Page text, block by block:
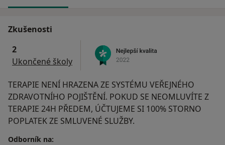
Zkušenosti
2
Ukončené školy
TERAPIE NENÍ HRAZENA ZE SYSTÉMU VEŘEJNÉHO
ZDRAVOTNÍHO POJIŠTĚNÍ. POKUD SE NEOMLUVÍTE Z
TERAPIE 24H PŘEDEM, ÚČTUJEME SI 100% STORNO
POPLATEK ZE SMLUVENÉ SLUŽBY.
Odborník na: